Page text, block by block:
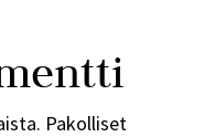
Pakolliset